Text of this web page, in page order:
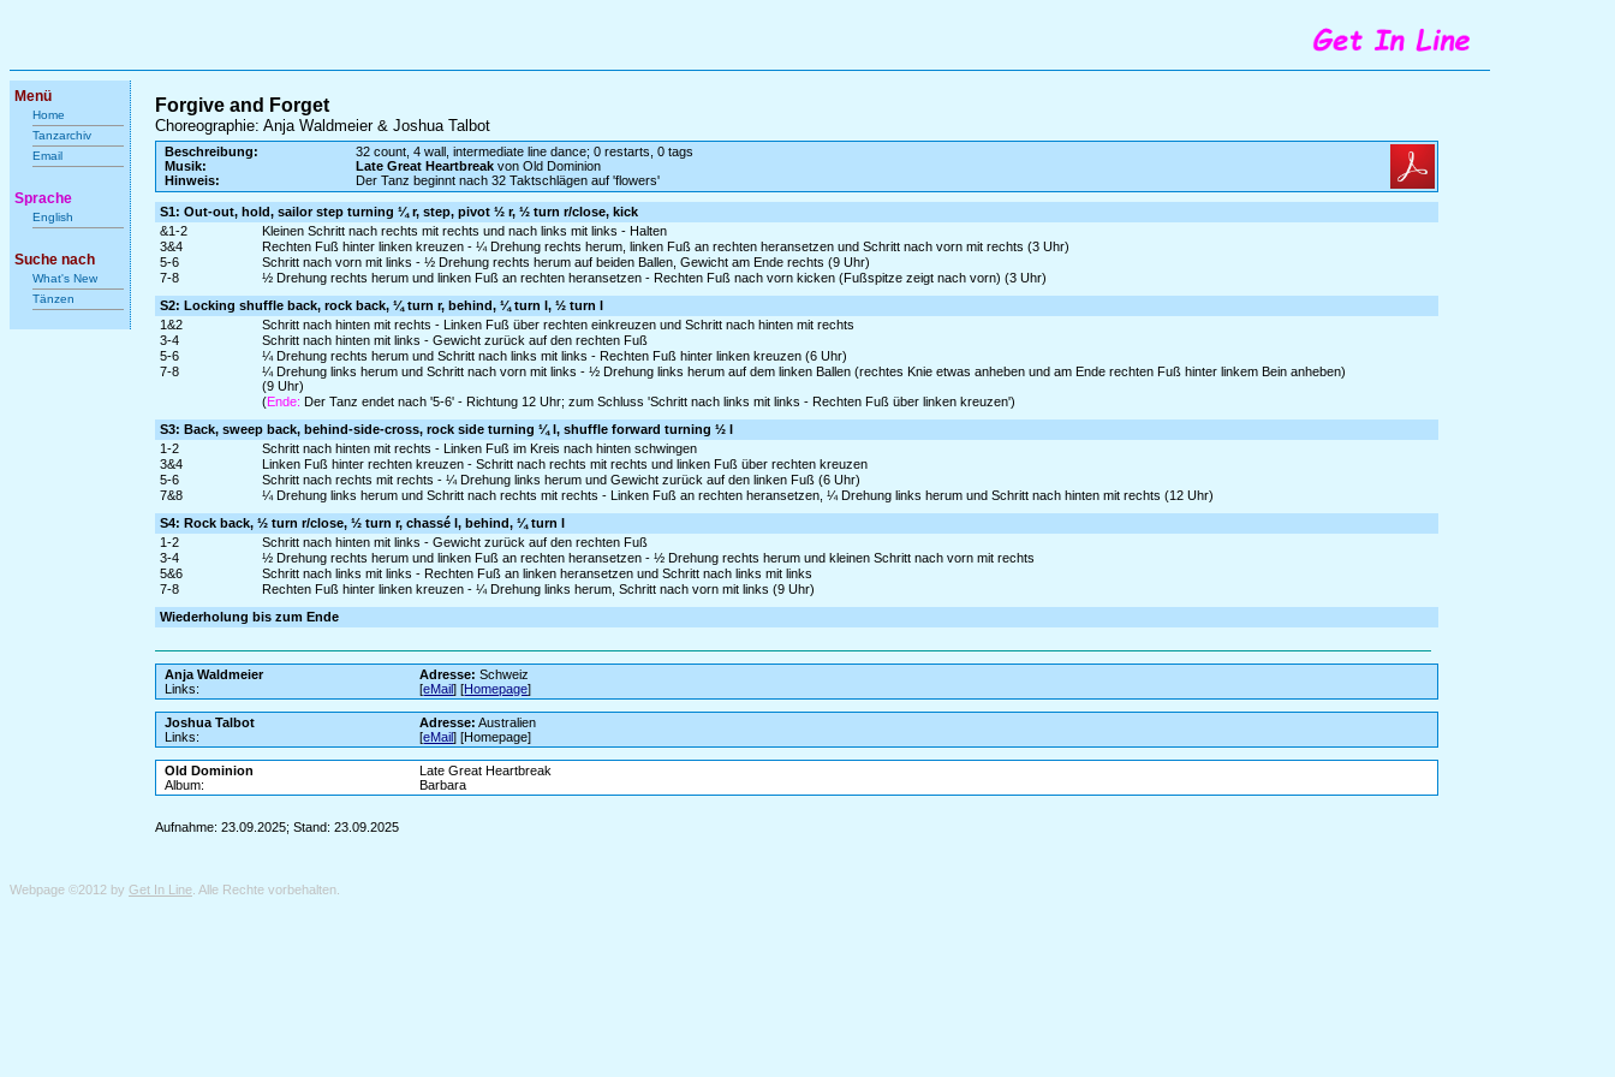
Menü
Home
Tanzarchiv
Email
Sprache
English
Suche nach
What's New
Tänzen
Forgive and Forget
Choreographie: Anja Waldmeier & Joshua Talbot
Beschreibung:
32 count, 4 wall, intermediate line dance; 0 restarts, 0 tags
Musik:
Late Great Heartbreak von Old Dominion
Hinweis:
Der Tanz beginnt nach 32 Taktschlägen auf 'flowers'
S1: Out-out, hold, sailor step turning ¼ r, step, pivot ½ r, ½ turn r/close, kick
&1-2
Kleinen Schritt nach rechts mit rechts und nach links mit links - Halten
3&4
Rechten Fuß hinter linken kreuzen - ¼ Drehung rechts herum, linken Fuß an rechten heransetzen und Schritt nach vorn mit rechts (3 Uhr)
5-6
Schritt nach vorn mit links - ½ Drehung rechts herum auf beiden Ballen, Gewicht am Ende rechts (9 Uhr)
7-8
½ Drehung rechts herum und linken Fuß an rechten heransetzen - Rechten Fuß nach vorn kicken (Fußspitze zeigt nach vorn) (3 Uhr)
S2: Locking shuffle back, rock back, ¼ turn r, behind, ¼ turn l, ½ turn l
1&2
Schritt nach hinten mit rechts - Linken Fuß über rechten einkreuzen und Schritt nach hinten mit rechts
3-4
Schritt nach hinten mit links - Gewicht zurück auf den rechten Fuß
5-6
¼ Drehung rechts herum und Schritt nach links mit links - Rechten Fuß hinter linken kreuzen (6 Uhr)
7-8
¼ Drehung links herum und Schritt nach vorn mit links - ½ Drehung links herum auf dem linken Ballen (rechtes Knie etwas anheben und am Ende rechten Fuß hinter linkem Bein anheben)
(9 Uhr)
(Ende: Der Tanz endet nach '5-6' - Richtung 12 Uhr; zum Schluss 'Schritt nach links mit links - Rechten Fuß über linken kreuzen')
S3: Back, sweep back, behind-side-cross, rock side turning ¼ l, shuffle forward turning ½ l
1-2
Schritt nach hinten mit rechts - Linken Fuß im Kreis nach hinten schwingen
3&4
Linken Fuß hinter rechten kreuzen - Schritt nach rechts mit rechts und linken Fuß über rechten kreuzen
5-6
Schritt nach rechts mit rechts - ¼ Drehung links herum und Gewicht zurück auf den linken Fuß (6 Uhr)
7&8
¼ Drehung links herum und Schritt nach rechts mit rechts - Linken Fuß an rechten heransetzen, ¼ Drehung links herum und Schritt nach hinten mit rechts (12 Uhr)
S4: Rock back, ½ turn r/close, ½ turn r, chassé l, behind, ¼ turn l
1-2
Schritt nach hinten mit links - Gewicht zurück auf den rechten Fuß
3-4
½ Drehung rechts herum und linken Fuß an rechten heransetzen - ½ Drehung rechts herum und kleinen Schritt nach vorn mit rechts
5&6
Schritt nach links mit links - Rechten Fuß an linken heransetzen und Schritt nach links mit links
7-8
Rechten Fuß hinter linken kreuzen - ¼ Drehung links herum, Schritt nach vorn mit links (9 Uhr)
Wiederholung bis zum Ende
Anja Waldmeier Adresse: Schweiz
Links:
[eMail] [Homepage]
Joshua Talbot Adresse: Australien
Links:
[eMail] [Homepage]
Old Dominion
Late Great Heartbreak
Album:
Barbara
Aufnahme: 23.09.2025; Stand: 23.09.2025
Webpage ©2012 by Get In Line . Alle Rechte vorbehalten.